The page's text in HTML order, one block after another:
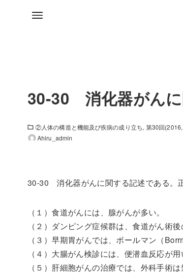
30-30 消化器がんに
②人体の構造と機能及び疾病の成り立ち 第30回
Ahiru_admin
30-30 消化器がんに関する記述である。
（１）食道がんには、腺がんが多い。
（２）ダンピング症候群は、食道がん術後
（３）早期胃がんでは、ボールマン（
（４）大腸がん検診には、便潜血反応が用
（５）肝細胞がんの治療では、外科手術は